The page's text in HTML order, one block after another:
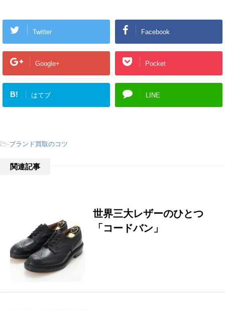
Twitter Facebook
Google+ Pocket
B! はてブ LINE
-ブランド買取のコツ
関連記事
世界三大レザーのひとつ
「コードバン」